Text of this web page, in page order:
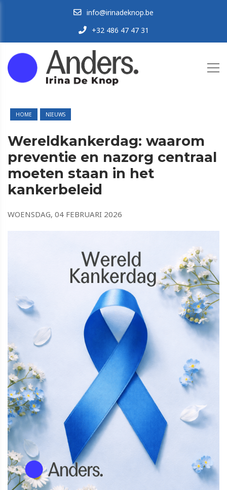
info@irinadeknop.be
+32 486 47 47 31
HOME NIEUWS
Wereldkankerdag: waarom
preventie en nazorg centraal
moeten staan in het
kankerbeleid
WOENSDAG, 04 FEBRUARI 2026